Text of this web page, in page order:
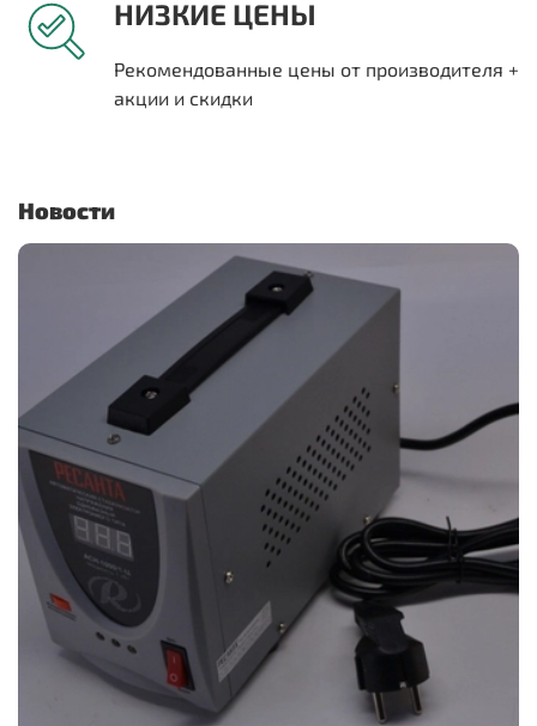
НИЗКИЕ ЦЕНЫ
Рекомендованные цены от производителя +
акции и скидки
Новости